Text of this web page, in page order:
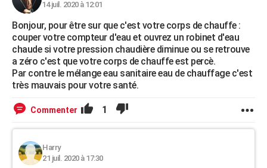
14 juil. 2020 à 12:01
Bonjour, pour être sur que c'est votre corps de chauffe :
couper votre compteur d'eau et ouvrez un robinet d'eau
chaude si votre pression chaudière diminue ou se retrouve
a zéro c'est que votre corps de chauffe est percè.
Par contre le mélange eau sanitaire eau de chauffage c'est
très mauvais pour votre santé.
Commenter 1
Harry
21 juil. 2020 à 17:30